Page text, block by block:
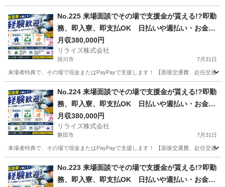
業務
No.225 来場面談でその場で支援金が貰える!?即勤
務、即入寮、即支払OK 日払いや週払い・お金住
む場所に困ってる方必見の案件です！簡単な電子
部品の製造・加工のお仕事♪
月収380,000円
リライズ株式会社
掛川市 7月31日
来場者特典で、その場で現金またはPayPayで支援します！ 【面接交通費、赴任交通
業務
No.224 来場面談でその場で支援金が貰える!?即勤
務、即入寮、即支払OK 日払いや週払い・お金住
む場所に困ってる方必見の案件です！簡単な電子
部品の製造・加工のお仕事♪
月収380,000円
リライズ株式会社
磐田市 7月31日
来場者特典で、その場で現金またはPayPayで支援します！ 【面接交通費、赴任交通
No.223 来場面談でその場で支援金が貰える!?即勤
務、即入寮、即支払OK 日払いや週払い・お金住